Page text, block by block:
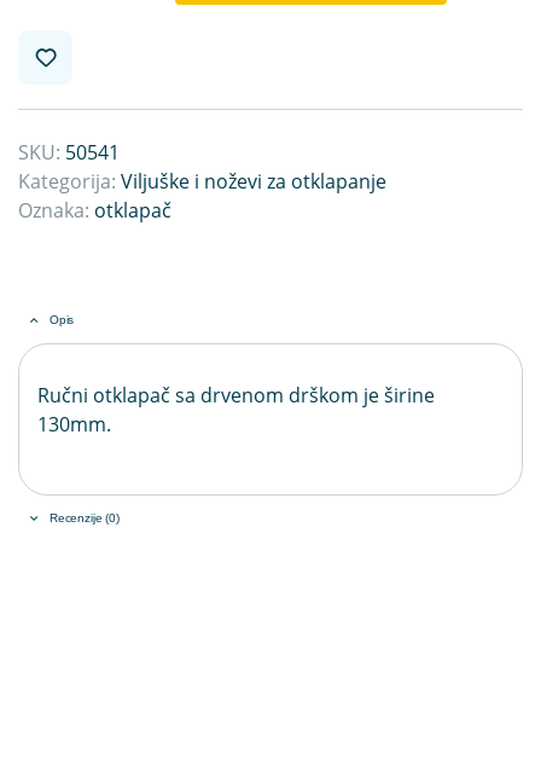
SKU: 50541
Kategorija: Viljuške i noževi za otklapanje
Oznaka: otklapač
Opis
Ručni otklapač sa drvenom drškom je širine
130mm.
Recenzije (0)